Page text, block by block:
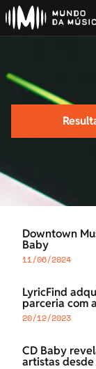
Downtown
Baby
11/06/2024
LyricFind
parceria com
20/12/2023
CD Baby
artistas